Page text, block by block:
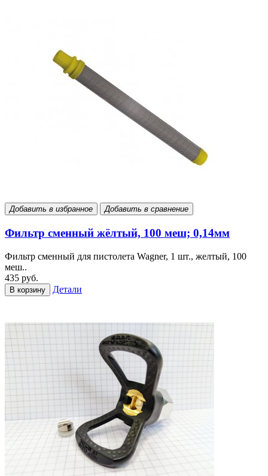
Добавить в избранное Добавить в сравнение
Фильтр сменный жёлтый, 100 меш; 0,14мм
Фильтр сменный для пистолета Wagner, 1 шт., желтый, 100
меш..
435 руб.
В корзину Детали